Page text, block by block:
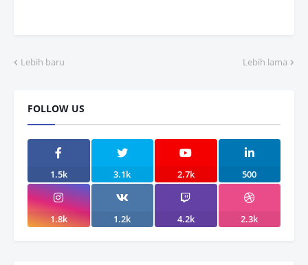
Lebih baru Lebih lama
FOLLOW US
1.5k 3.1k 2.7k 500
1.8k 1.2k 4.2k 2.3k